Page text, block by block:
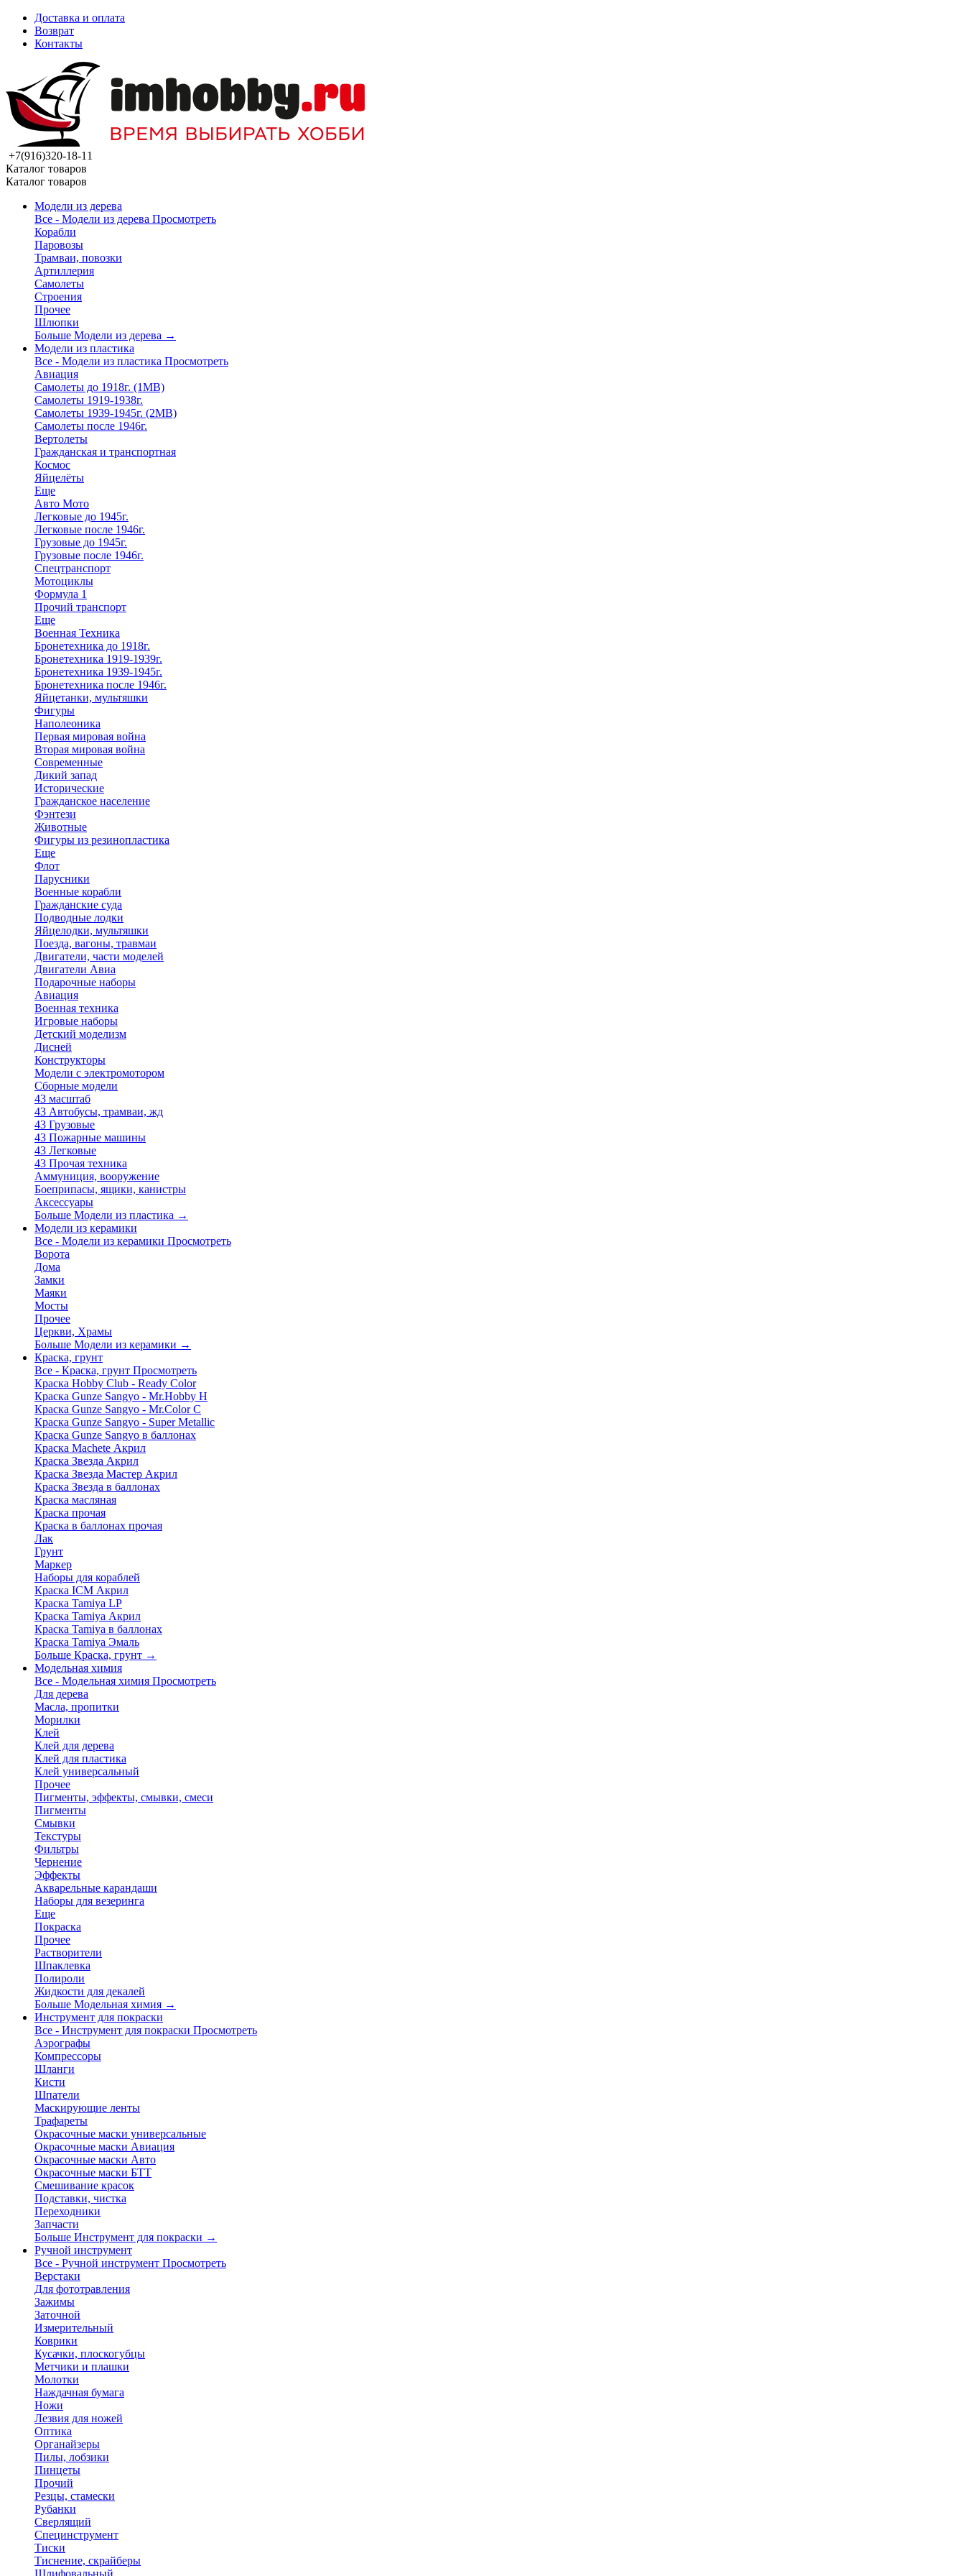
Доставка и оплата
Возврат
Контакты
+7(916)320-18-11
Каталог товаров
Каталог товаров
Модели из дерева
Все - Модели из дерева Просмотреть
Корабли
Паровозы
Трамваи, повозки
Артиллерия
Самолеты
Строения
Прочее
Шлюпки
Больше Модели из дерева →
Модели из пластика
Все - Модели из пластика Просмотреть
Авиация
Самолеты до 1918г. (1МВ)
Самолеты 1919-1938г.
Самолеты 1939-1945г. (2МВ)
Самолеты после 1946г.
Вертолеты
Гражданская и транспортная
Космос
Яйцелёты
Еще
Авто Мото
Легковые до 1945г.
Легковые после 1946г.
Грузовые до 1945г.
Грузовые после 1946г.
Спецтранспорт
Мотоциклы
Формула 1
Прочий транспорт
Еще
Военная Техника
Бронетехника до 1918г.
Бронетехника 1919-1939г.
Бронетехника 1939-1945г.
Бронетехника после 1946г.
Яйцетанки, мультяшки
Фигуры
Наполеоника
Первая мировая война
Вторая мировая война
Современные
Дикий запад
Исторические
Гражданское население
Фэнтези
Животные
Фигуры из резинопластика
Еще
Флот
Парусники
Военные корабли
Гражданские суда
Подводные лодки
Яйцелодки, мультяшки
Поезда, вагоны, травмаи
Двигатели, части моделей
Двигатели Авиа
Подарочные наборы
Авиация
Военная техника
Игровые наборы
Детский моделизм
Дисней
Конструкторы
Модели с электромотором
Сборные модели
43 масштаб
43 Автобусы, трамваи, жд
43 Грузовые
43 Пожарные машины
43 Легковые
43 Прочая техника
Аммуниция, вооружение
Боеприпасы, ящики, канистры
Аксессуары
Больше Модели из пластика →
Модели из керамики
Все - Модели из керамики Просмотреть
Ворота
Дома
Замки
Маяки
Мосты
Прочее
Церкви, Храмы
Больше Модели из керамики →
Краска, грунт
Все - Краска, грунт Просмотреть
Краска Hobby Club - Ready Color
Краска Gunze Sangyo - Mr.Hobby H
Краска Gunze Sangyo - Mr.Color C
Краска Gunze Sangyo - Super Metallic
Краска Gunze Sangyo в баллонах
Краска Machete Акрил
Краска Звезда Акрил
Краска Звезда Мастер Акрил
Краска Звезда в баллонах
Краска масляная
Краска прочая
Краска в баллонах прочая
Лак
Грунт
Маркер
Наборы для кораблей
Краска ICM Акрил
Краска Tamiya LP
Краска Tamiya Акрил
Краска Tamiya в баллонах
Краска Tamiya Эмаль
Больше Краска, грунт →
Модельная химия
Все - Модельная химия Просмотреть
Для дерева
Масла, пропитки
Морилки
Клей
Клей для дерева
Клей для пластика
Клей универсальный
Прочее
Пигменты, эффекты, смывки, смеси
Пигменты
Смывки
Текстуры
Фильтры
Чернение
Эффекты
Акварельные карандаши
Наборы для везеринга
Еще
Покраска
Прочее
Растворители
Шпаклевка
Полироли
Жидкости для декалей
Больше Модельная химия →
Инструмент для покраски
Все - Инструмент для покраски Просмотреть
Аэрографы
Компрессоры
Шланги
Кисти
Шпатели
Маскирующие ленты
Трафареты
Окрасочные маски универсальные
Окрасочные маски Авиация
Окрасочные маски Авто
Окрасочные маски БТТ
Смешивание красок
Подставки, чистка
Переходники
Запчасти
Больше Инструмент для покраски →
Ручной инструмент
Все - Ручной инструмент Просмотреть
Верстаки
Для фототравления
Зажимы
Заточной
Измерительный
Коврики
Кусачки, плоскогубцы
Метчики и плашки
Молотки
Наждачная бумага
Ножи
Лезвия для ножей
Оптика
Органайзеры
Пилы, лобзики
Пинцеты
Прочий
Резцы, стамески
Рубанки
Сверлящий
Специнструмент
Тиски
Тиснение, скрайберы
Шлифовальный